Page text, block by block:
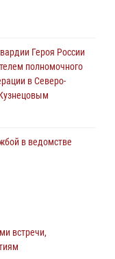
Героя России
полномочного
в Северо-
в ведомстве
встречи,